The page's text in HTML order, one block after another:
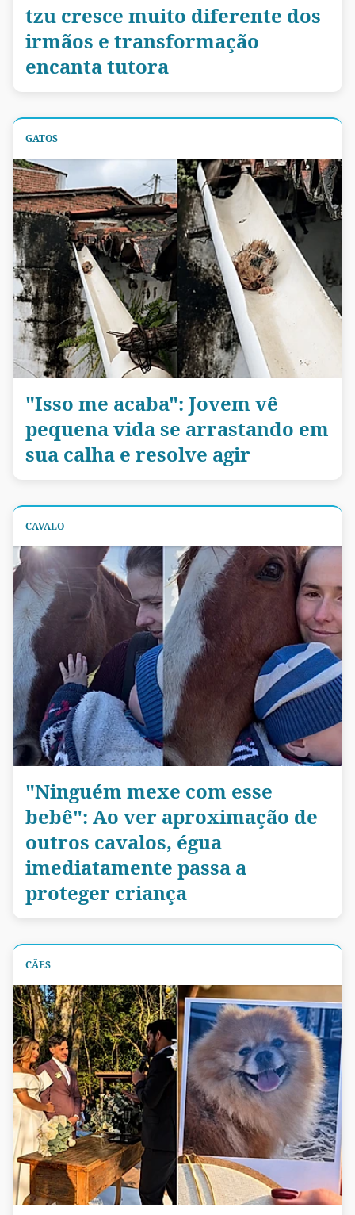
tzu cresce muito diferente dos
irmãos e transformação
encanta tutora
GATOS
"Isso me acaba": Jovem vê
pequena vida se arrastando em
sua calha e resolve agir
CAVALO
"Ninguém mexe com esse
bebê": Ao ver aproximação de
outros cavalos, égua
imediatamente passa a
proteger criança
CÃES